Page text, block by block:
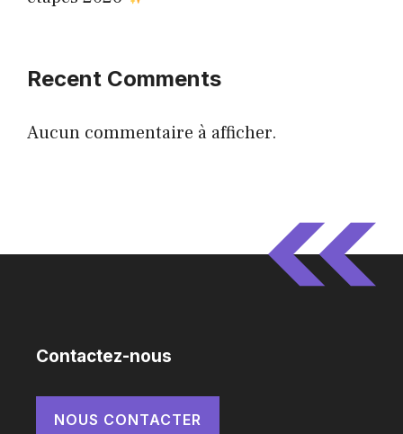
Recent Comments
Aucun commentaire à afficher.
Contactez-nous
NOUS CONTACTER